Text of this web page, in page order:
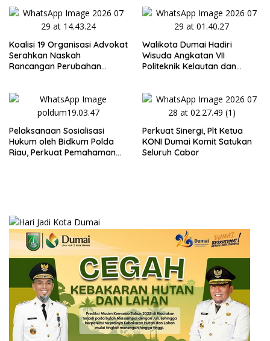
Bersama Kota Dumai
Koalisi 19 Organisasi Advokat
Serahkan Naskah
Rancangan Perubahan
RI
Walikota Dumai Hadiri
Wisuda Angkatan VII
Politeknik Kelautan dan
Pelaksanaan Sosialisasi
Hukum oleh Bidkum Polda
Riau, Perkuat Pemahaman
Perkuat Sinergi, Plt Ketua
KONI Dumai Komit Satukan
Seluruh Cabor